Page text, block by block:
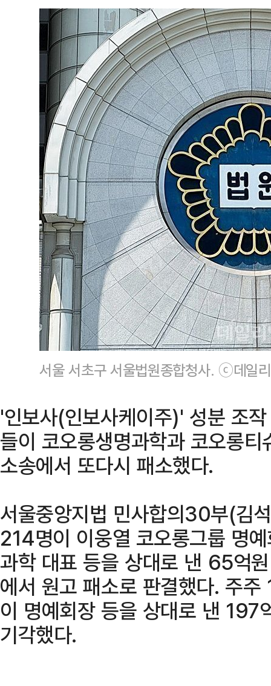
서울 서초구 서울법원종합청사. ⓒ데일
'인보사(인보사케이주)' 성분 조
들이 코오롱생명과학과 코오롱
소송에서 또다시 패소했다.
서울중앙지법 민사합의30부(김
214명이 이웅열 코오롱그룹 명
과학 대표 등을 상대로 낸 65억
에서 원고 패소로 판결했다. 주
이 명예회장 등을 상대로 낸 197
기각했다.